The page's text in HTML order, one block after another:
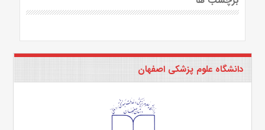
دانشگاه علوم پزشکی اصفهان